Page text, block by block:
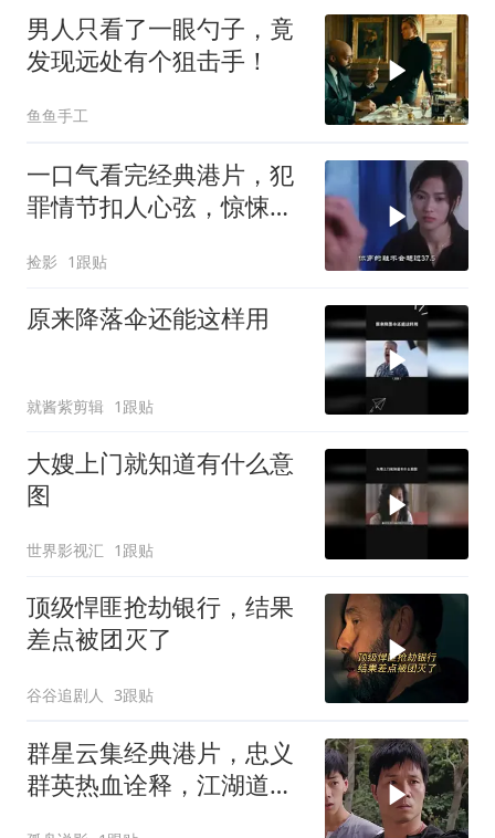
男人只看了一眼勺子，竟
发现远处有个狙击手！
鱼鱼手工
一口气看完经典港片，犯
罪情节扣人心弦，惊悚体
捡影 1跟贴
原来降落伞还能这样用
就酱紫剪辑 1跟贴
大嫂上门就知道有什么意
图
世界影视汇 1跟贴
顶级悍匪抢劫银行，结果
差点被团灭了
谷谷追剧人 3跟贴
群星云集经典港片，忠义
群英热血诠释，江湖道义